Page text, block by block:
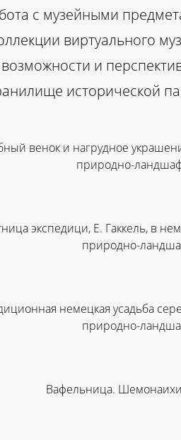
с музейными
виртуального
и
исторической
венок и нагрудное
природно-
экспедици, Е. Гаккель, в
природно-
немецкая усадьба
природно-
Вафельница.